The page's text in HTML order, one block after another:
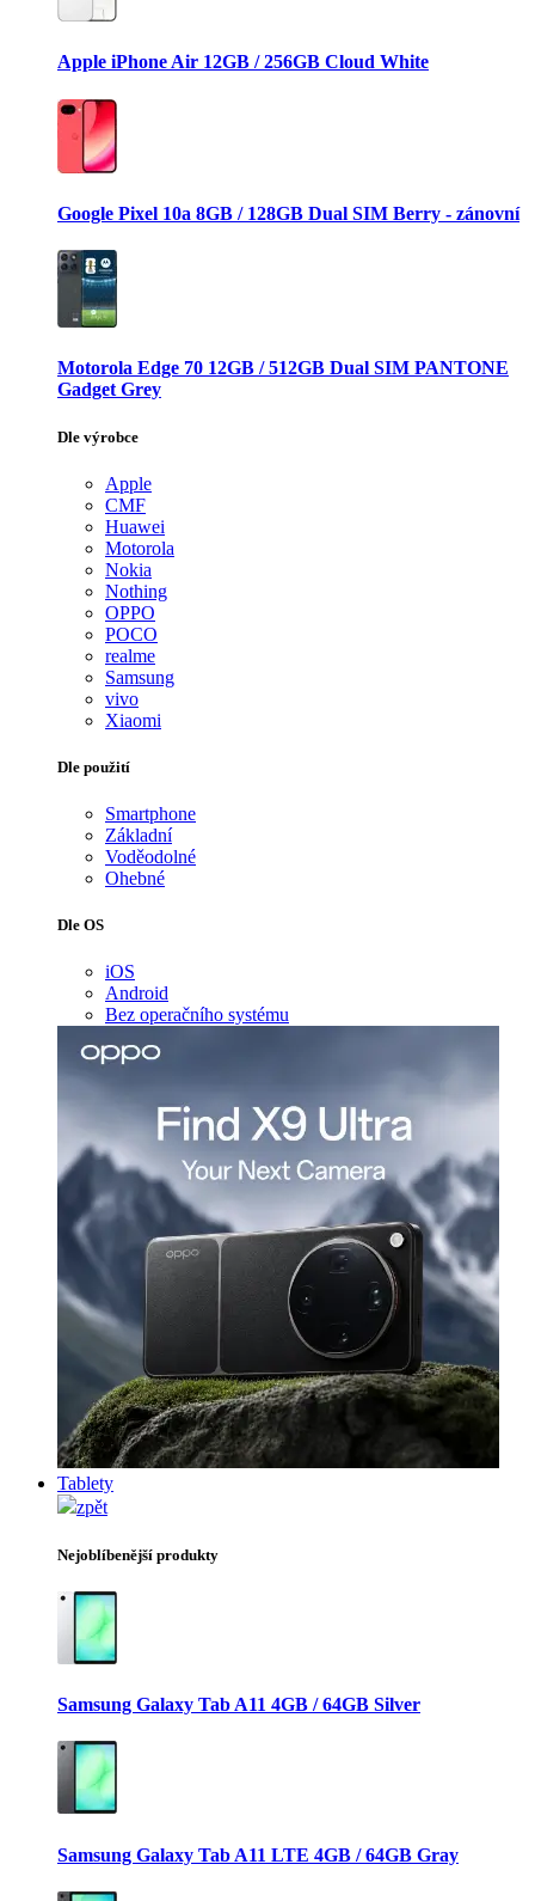
Apple iPhone Air 12GB / 256GB Cloud White
Google Pixel 10a 8GB / 128GB Dual SIM Berry - zánovní
Motorola Edge 70 12GB / 512GB Dual SIM PANTONE
Gadget Grey
Dle výrobce
Apple
CMF
Huawei
Motorola
Nokia
Nothing
OPPO
POCO
realme
Samsung
vivo
Xiaomi
Dle použití
Smartphone
Základní
Voděodolné
Ohebné
Dle OS
iOS
Android
Bez operačního systému
Tablety
zpět
Nejoblíbenější produkty
Samsung Galaxy Tab A11 4GB / 64GB Silver
Samsung Galaxy Tab A11 LTE 4GB / 64GB Gray